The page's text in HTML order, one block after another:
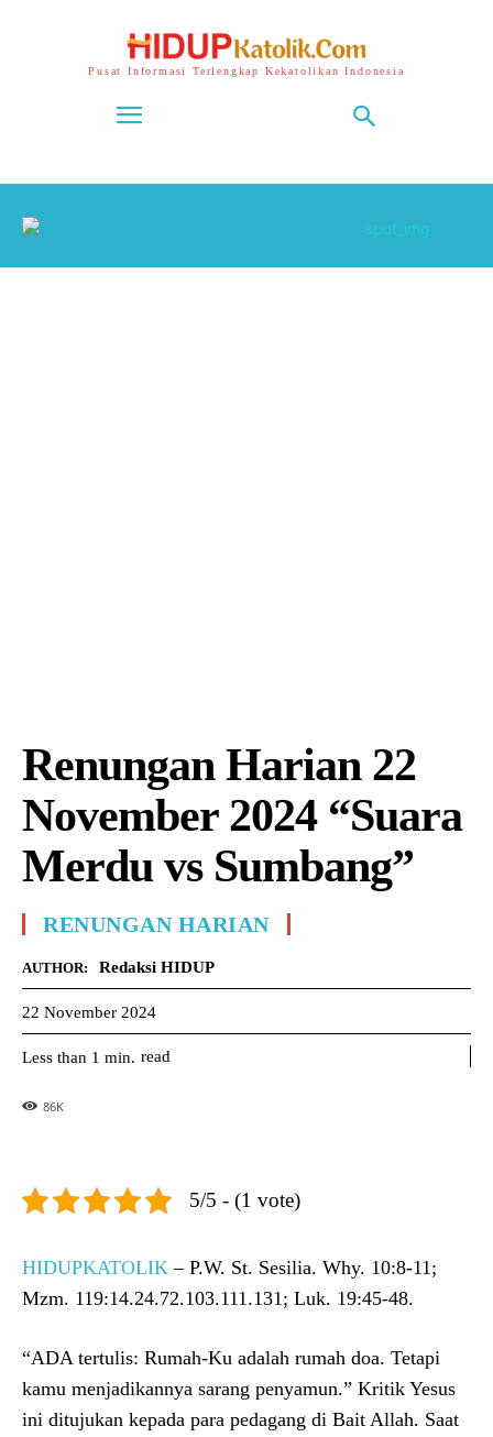
Pusat Informasi Terlengkap Kekatolikan Indonesia
Renungan Harian 22
November 2024 “Suara
Merdu vs Sumbang”
RENUNGAN HARIAN
AUTHOR: Redaksi HIDUP
22 November 2024
Less than 1 min. read
86K
5/5 - (1 vote)
HIDUPKATOLIK – P.W. St. Sesilia. Why. 10:8-11;
Mzm. 119:14.24.72.103.111.131; Luk. 19:45-48.
“ADA tertulis: Rumah-Ku adalah rumah doa. Tetapi
kamu menjadikannya sarang penyamun.” Kritik Yesus
ini ditujukan kepada para pedagang di Bait Allah. Saat